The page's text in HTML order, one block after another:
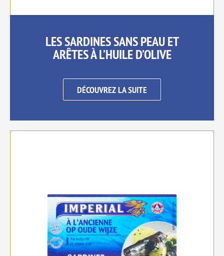
LES SARDINES SANS PEAU ET
ARÊTES À L’HUILE D’OLIVE
DÉCOUVREZ LA SUITE